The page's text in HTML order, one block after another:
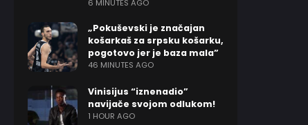
6 MINUTES AGO
„Pokuševski je značajan
košarkaš za srpsku košarku,
pogotovo jer je baza mala”
46 MINUTES AGO
Vinisijus “iznenadio”
navijače svojom odlukom!
1 HOUR AGO